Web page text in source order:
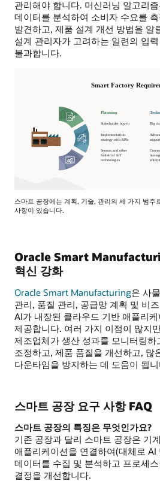
관리해야 합니다. 머신러닝 알고리
데이터를 분석하여 소비자 수요를
발견하고, 제품 설계 개선 방법을 알
설계 관리자가 고려하는 일련의 입
불과합니다.
스마트 공장에는 계획, 기술, 관리의 세 가지 범주
사항이 있습니다.
Oracle Smart
혁신 강화
Oracle Smart Manufacturing은 사
관리, 품질 관리, 공급망 계획 및 비
AI가 내장된 클라우드 기반 애플리
제공합니다. 여러 가지 이점이 많지
제조업체가 생산 성과를 모니터링하
조정하고, 제품 품질을 개선하고, 많
다운타임을 방지하는 데 도움이 됩
스마트 공장 요구 사항 FAQ
스마트 공장의 특징은 무엇인가요?
기존 공장과 달리 스마트 공장은 기
애플리케이션을 연결하여(대체로 AI
데이터를 수집 및 분석하고 프로세
결정을 개선합니다.